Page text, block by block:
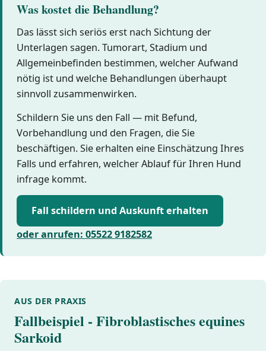
Was kostet die Behandlung?
Das lässt sich seriös erst nach Sichtung der
Unterlagen sagen. Tumorart, Stadium und
Allgemeinbefinden bestimmen, welcher Aufwand
nötig ist und welche Behandlungen überhaupt
sinnvoll zusammenwirken.
Schildern Sie uns den Fall — mit Befund,
Vorbehandlung und den Fragen, die Sie
beschäftigen. Sie erhalten eine Einschätzung Ihres
Falls und erfahren, welcher Ablauf für Ihren Hund
infrage kommt.
Fall schildern und Auskunft erhalten
oder anrufen: 05522 9182582
AUS DER PRAXIS
Fallbeispiel - Fibroblastisches equines
Sarkoid